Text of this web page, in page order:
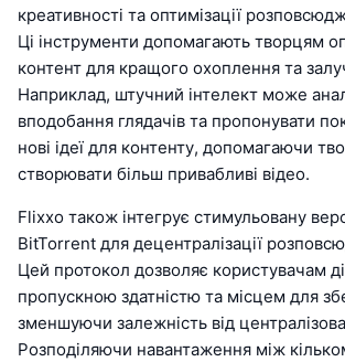
креативності та оптимізації
Ці інструменти допомагають творцям
контент для кращого охоплення та
Наприклад, штучний інтелект може
вподобання глядачів та пропонувати
нові ідеї для контенту, допомагаючи
створювати більш привабливі відео.
Flixxo також інтегрує стимульовану
BitTorrent для децентралізації
Цей протокол дозволяє користувачам
пропускною здатністю та місцем для
зменшуючи залежність від
Розподіляючи навантаження між